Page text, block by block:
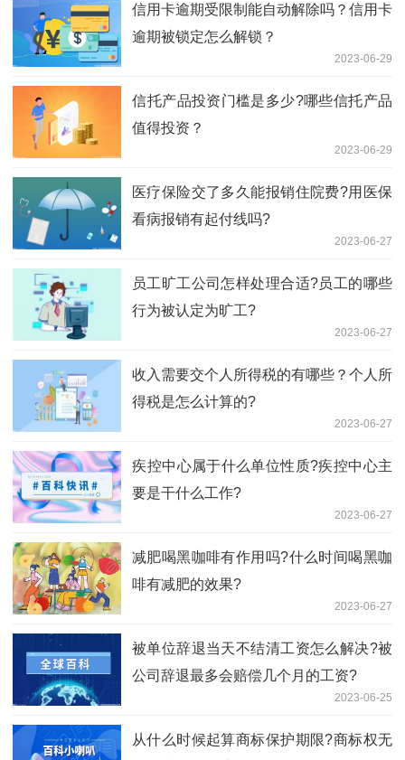
信用卡逾期受限制能自动解除吗？信用卡
逾期被锁定怎么解锁？
2023-06-29
​信托产品投资门槛是多少?哪些信托产品
值得投资？
2023-06-29
医疗保险交了多久能报销住院费?用医保
看病报销有起付线吗?
2023-06-27
员工旷工公司怎样处理合适?员工的哪些
行为被认定为旷工?
2023-06-27
收入需要交个人所得税的有哪些？个人所
得税是怎么计算的?
2023-06-27
​疾控中心属于什么单位性质?疾控中心主
要是干什么工作?
2023-06-27
减肥喝黑咖啡有作用吗?什么时间喝黑咖
啡有减肥的效果?
2023-06-27
被单位辞退当天不结清工资怎么解决?被
公司辞退最多会赔偿几个月的工资?
2023-06-25
从什么时候起算商标保护期限?商标权无